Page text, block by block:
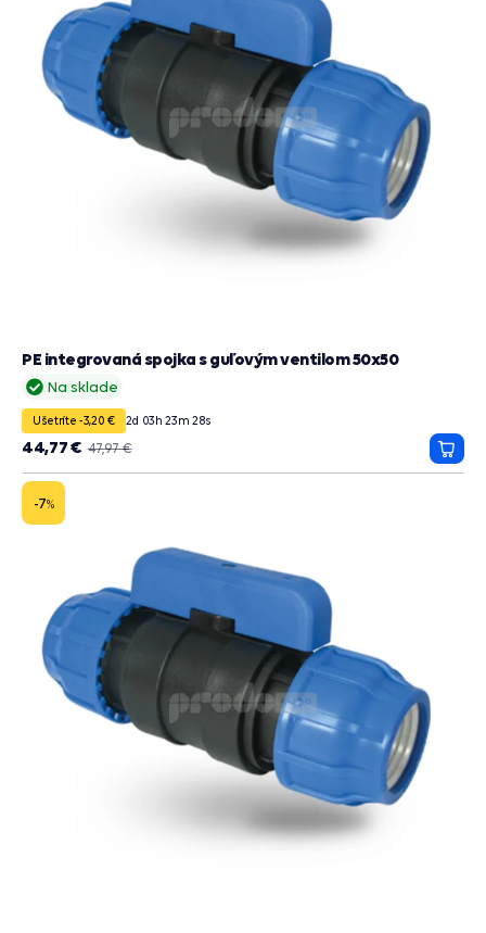
Na sklade
PE integrovaná spojka s guľovým ventilom 50x50
Ušetríte -3,20 € 2d 03h 23m 27s
47,97 €
44,77 €
do
-7%